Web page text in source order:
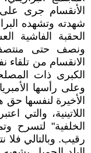
الأنقسام جرى
شهدته وتشهده
الحقبة الفاشية
ونصف حتى منتصف
الانقسام من
الكبرى ذات
وعلى رأسها
الأخيرة لنفسها
اللاتينية، والتي
الخلفية" لتسرح
رقيب. وبالتالي فلا